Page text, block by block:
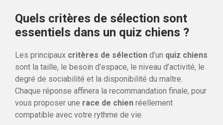
Quels critères de sélection sont
essentiels dans un quiz chiens ?
Les principaux critères de sélection d’un quiz chiens
sont la taille, le besoin d’espace, le niveau d’activité, le
degré de sociabilité et la disponibilité du maître.
Chaque réponse affinera la recommandation finale, pour
vous proposer une race de chien réellement
compatible avec votre rythme de vie.